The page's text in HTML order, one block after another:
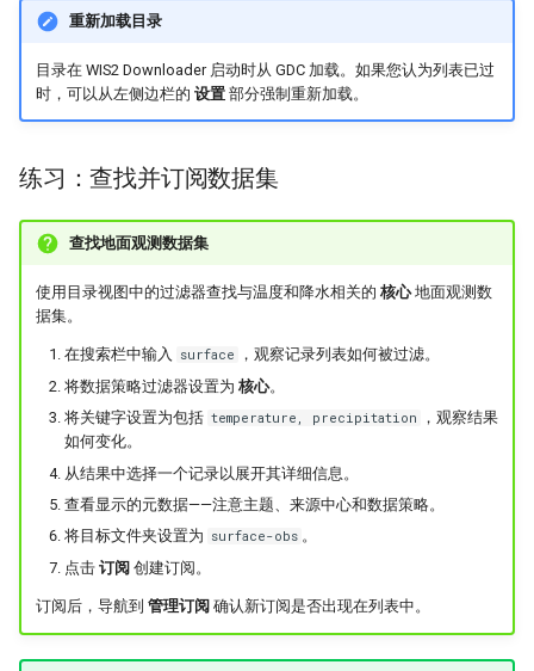
重新加载目录
目录在 WIS2 Downloader 启动时从 GDC 加载。如果您认为列表已过
时，可以从左侧边栏的 设置部分强制重新加载。
练习：查找并订阅数据集
查找地面观测数据集
使用目录视图中的过滤器查找与温度和降水相关的 核心地面观测数
据集。
在搜索栏中输入 surface
，观察记录列表如何被过滤。
将数据策略过滤器设置为 核心。
将关键字设置为包括 temperature, precipitation
，观察结果
如何变化。
从结果中选择一个记录以展开其详细信息。
查看显示的元数据——注意主题、来源中心和数据策略。
将目标文件夹设置为 surface-obs 。
点击 订阅创建订阅。
订阅后，导航到 管理订阅 确认新订阅是否出现在列表中。